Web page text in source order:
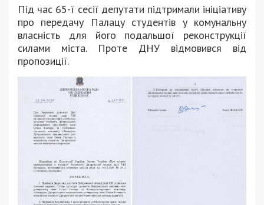
Під час 65-ї сесії депутати підтримали ініціативу
про передачу Палацу студентів у комунальну
власність для його подальшої реконструкції
силами міста. Проте ДНУ відмовився від
пропозиції.